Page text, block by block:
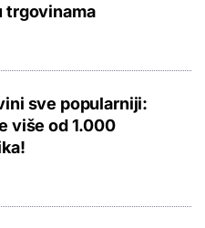
trgovinama
sve popularniji:
više od 1.000